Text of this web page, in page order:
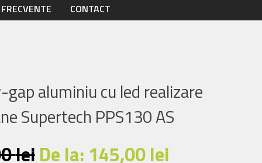
CONTACT
aluminiu cu led realizare
Supertech PPS130 AS
leiDe la: 145,00lei